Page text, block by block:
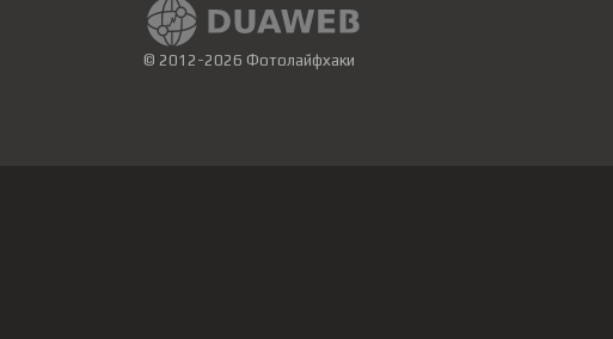
© 2012-2026 Фотолайфхаки